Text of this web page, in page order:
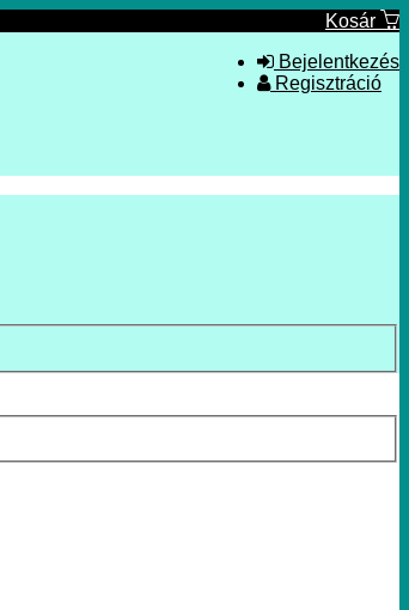
Kosár
Bejelentkezés
Regisztráció